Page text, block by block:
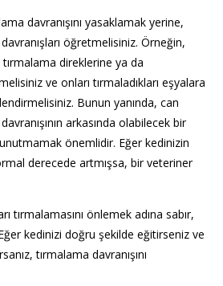
davranışını yasaklamak yerine,
öğretmelisiniz. Örneğin,
tırmalama direklerine ya da
ve onları tırmaladıkları eşyalara
Bunun yanında, can
arkasında olabilecek bir
önemlidir. Eğer kedinizin
derecede artmışsa, bir veteriner
tırmalamasını önlemek adına sabır,
kedinizi doğru şekilde eğitirseniz ve
tırmalama davranışını